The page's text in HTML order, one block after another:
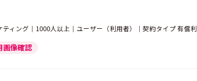
ィング｜1000人以上｜ユーザー（利用者）｜契約タイプ 有償
画像確認